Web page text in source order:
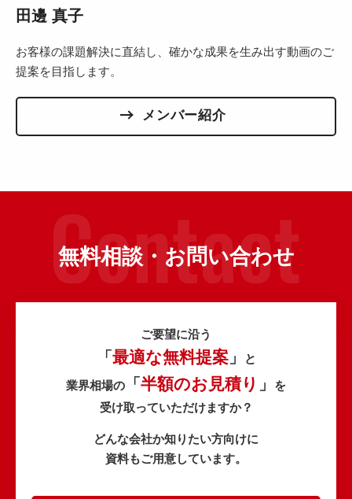
田邊 真子
お客様の課題解決に直結し、確かな成果を生み出す動画のご
提案を目指します。
メンバー紹介
無料相談・お問い合わせ
ご要望に沿う
「 最適な無料提案」
と
業界相場の
「 半額のお見積り 」
を
受け取っていただけますか？
どんな会社か知りたい方向けに
資料もご用意しています。